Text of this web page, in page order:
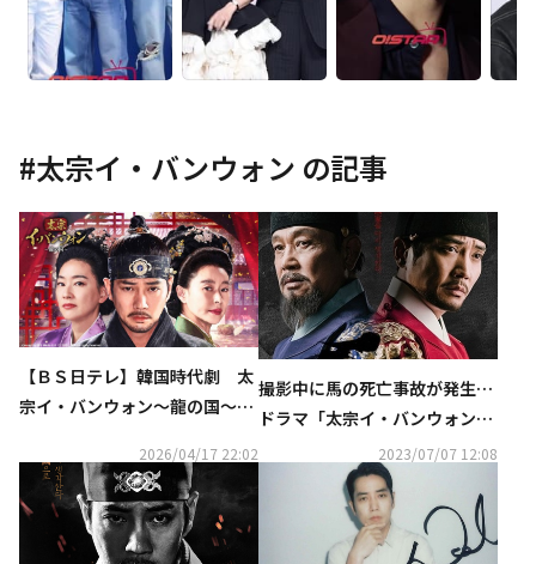
#太宗イ・バンウォン の記事
【ＢＳ日テレ】韓国時代劇 太
宗イ・バンウォン～龍の国～
ト！！
2026/04/17 22:02
撮影中に馬の死亡事故が発生…
ドラマ「太宗イ・バンウォン」
制作陣、動物保護法違反の疑い
2023/07/07 12:08